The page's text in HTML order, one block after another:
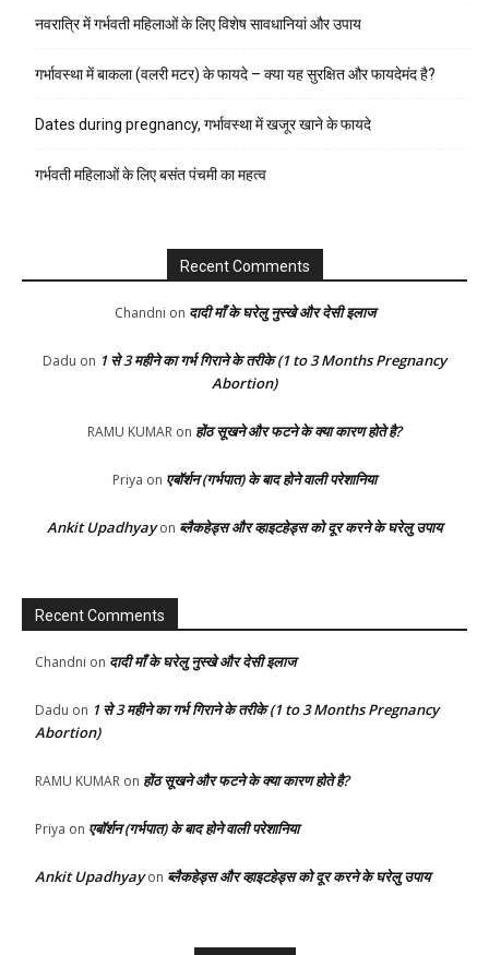
नवरात्रि में गर्भवती महिलाओं के लिए विशेष सावधानियां और उपाय
गर्भावस्था में बाकला (वलरी मटर) के फायदे – क्या यह सुरक्षित और फायदेमंद है?
Dates during pregnancy, गर्भावस्था में खजूर खाने के फायदे
गर्भवती महिलाओं के लिए बसंत पंचमी का महत्व
Recent Comments
Chandni on दादी माँ के घरेलु नुस्खे और देसी इलाज
Dadu on 1 से 3 महीने का गर्भ गिराने के तरीके (1 to 3 Months Pregnancy
Abortion)
RAMU KUMAR on होंठ सूखने और फटने के क्या कारण होते है?
Priya on एबॉर्शन (गर्भपात) के बाद होने वाली परेशानिया
Ankit Upadhyayon ब्लैकहेड्स और व्हाइटहेड्स को दूर करने के घरेलु उपाय
Recent Comments
Chandni on दादी माँ के घरेलु नुस्खे और देसी इलाज
Dadu on 1 से 3 महीने का गर्भ गिराने के तरीके (1 to 3 Months Pregnancy
Abortion)
RAMU KUMAR on होंठ सूखने और फटने के क्या कारण होते है?
Priya on एबॉर्शन (गर्भपात) के बाद होने वाली परेशानिया
Ankit Upadhyayon ब्लैकहेड्स और व्हाइटहेड्स को दूर करने के घरेलु उपाय